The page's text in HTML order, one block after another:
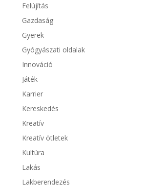
Felújítás
Gazdaság
Gyerek
Gyógyászati oldalak
Innováció
Játék
Karrier
Kereskedés
Kreatív
Kreatív ötletek
Kultúra
Lakás
Lakberendezés